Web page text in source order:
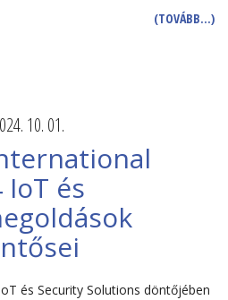
(TOVÁBB…)
10. 01.
és
és Security Solutions döntőjében